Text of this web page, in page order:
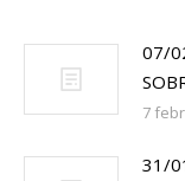
07/
7
31/